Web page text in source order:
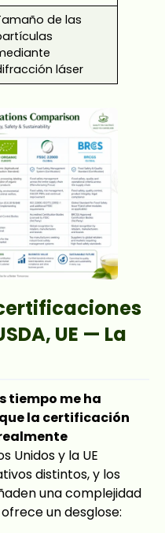
de las
láser
UE — La
tiempo me ha
la certificación
Unidos y la UE
distintos, y los
una complejidad
un desglose: